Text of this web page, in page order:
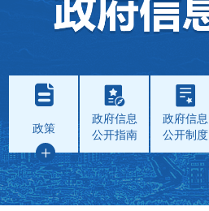
政策
政府信息
公开指南
政府信息
公开制度